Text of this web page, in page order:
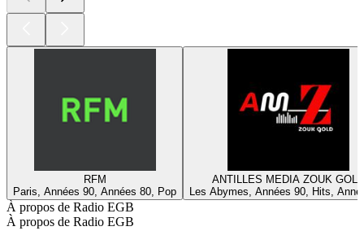
RFM
Paris, Années 90, Années 80, Pop
ANTILLES MEDIA ZOUK GOLD
Les Abymes, Années 90, Hits,
À propos de Radio EGB
À propos de Radio EGB